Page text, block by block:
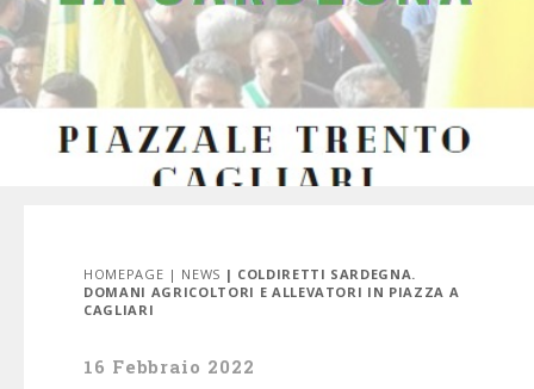
HOMEPAGE | NEWS | COLDIRETTI SARDEGNA.
DOMANI AGRICOLTORI E ALLEVATORI IN PIAZZA A
CAGLIARI
16 Febbraio 2022